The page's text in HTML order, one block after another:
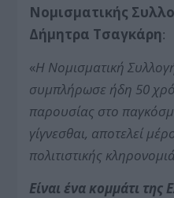
Νομισματικής
Δήμητρα Τσαγκάρη:
«Η Νομισματική
συμπλήρωσε ήδη 50
παρουσίας στο
γίγνεσθαι, αποτελεί
πολιτιστικής
Είναι ένα κομμάτι